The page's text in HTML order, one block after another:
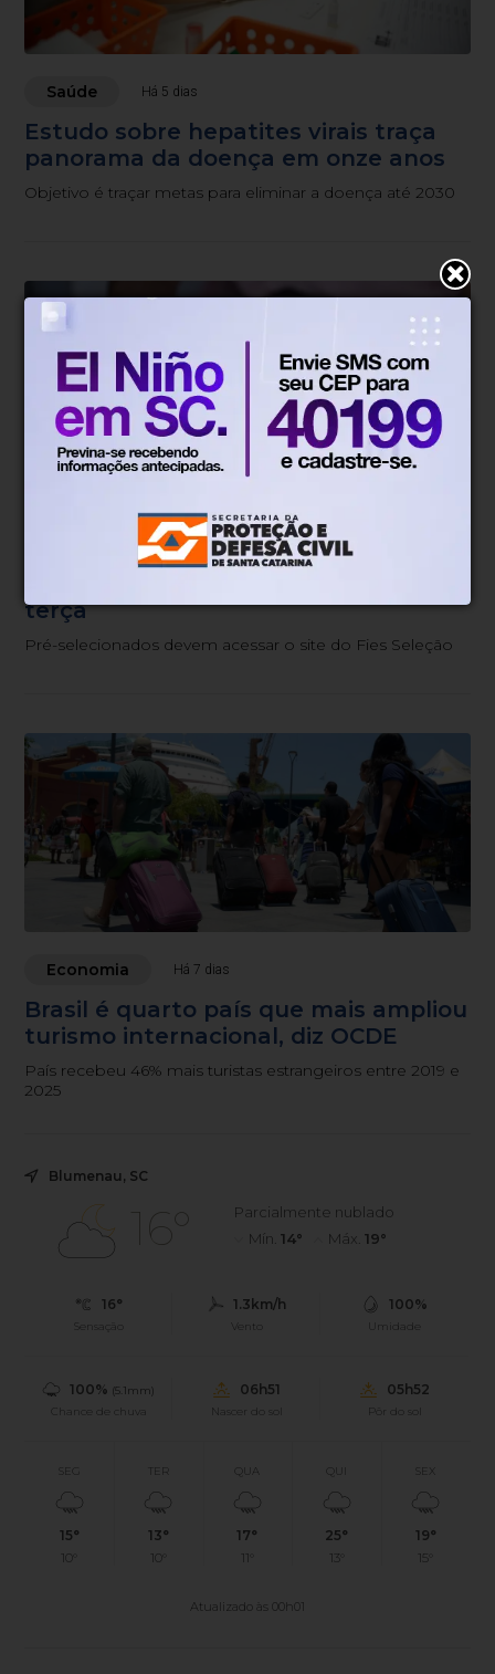
Saúde Há 5 dias
Estudo sobre hepatites virais traça
panorama da doença em onze anos
Objetivo é traçar metas para eliminar a doença até 2030
Há 6 dias
Fies 2026: estudantes devem
terça
Pré-selecionados devem acessar o site do Fies Seleção
Economia Há 7 dias
Brasil é quarto país que mais ampliou
turismo internacional, diz OCDE
País recebeu 46% mais turistas estrangeiros entre 2019 e
2025
Blumenau, SC
16°
Parcialmente nublado
Mín. 14° Máx. 19°
16°
Sensação
1.3km/h
Vento
100%
Umidade
100% (5.1mm)
Chance de chuva
06h51
Nascer do sol
05h52
Pôr do sol
SEG
15°
10°
TER
13°
10°
QUA
17°
11°
25°
13°
SEX
19°
15°
Atualizado às 00h01